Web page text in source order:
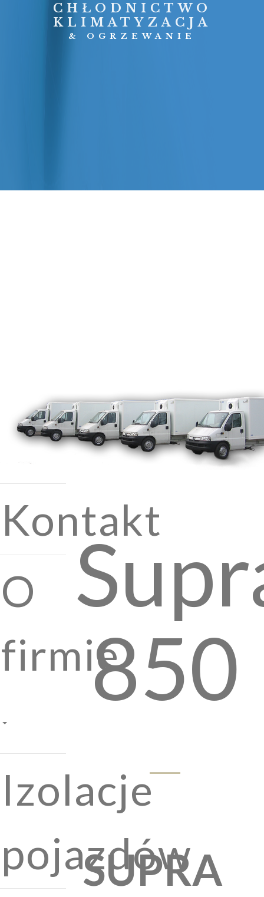
CHŁODNICTWO
KLIMATYZACJA
& OGRZEWANIE
Kontakt
O
firmie
Izolacje
pojazdów
850
SUPRA